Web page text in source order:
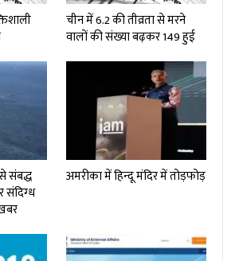
चीन में 6.2 की तीव्रता से मरने
वालों की संख्या बढ़कर 149 हुई
संबद्ध
संदिग्‍ध
अमरीका में हिन्दू मंदिर में तोड़फोड़